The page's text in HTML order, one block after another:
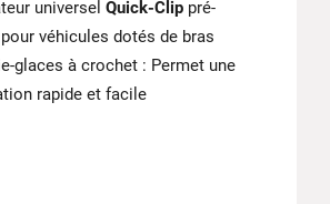
universel Quick-Clip pré-
véhicules dotés de bras
glaces à crochet : Permet une
rapide et facile